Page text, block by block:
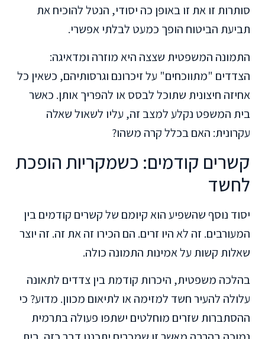
סותרות זו את זו באופן כה יסודי, הנטל להוכיח את
תביעת הביטוח הופך כמעט לבלתי אפשרי.
התמונה המשפטית שצצה היא מוזרה ומדאיגה:
הצדדים "מתווכחים" על זיכרונם וגרסותיהם, כשאין כל
אחיזה חיצונית שתוכל לבסס או להפריך אותן. כאשר
בית המשפט נקלע למצב זה, עליו לשאול שאלה
עקרונית: האם בכלל קרה משהו?
קשרים קודמים: כשמקריות הופכת
לחשד
יסוד נוסף שהשפיע הוא קיומם של קשרים קודמים בין
המעורבים. זה לא היו זרים. הם הכירו זה את זה. זה יוצר
שאלות קשות על אמינות התמונה כולה.
בהלכה משפטית, היכרות קודמת בין צדדים לתאונה
עלולה להעיר חשד למזימה או לתיאום מכוון. מדוע? כי
ההסתברות שזרים מוחלטים ישתפו פעולה בתרמית